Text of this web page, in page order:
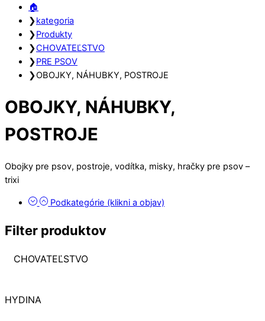
Close
Menu
Close
Cart
🏠︎
❯kategoria
❯Produkty
❯CHOVATEĽSTVO
❯PRE PSOV
❯OBOJKY, NÁHUBKY, POSTROJE
OBOJKY, NÁHUBKY,
POSTROJE
Obojky pre psov, postroje, vodítka, misky, hračky pre psov –
trixi
Podkategórie (klikni a objav)
Filter produktov
CHOVATEĽSTVO
HYDINA